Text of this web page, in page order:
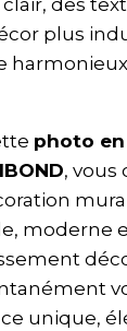
des
plus
photo
, vous
moderne
unique,